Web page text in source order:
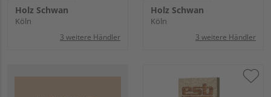
Holz Schwan
Köln
3 weitere Händler
Holz Schwan
Köln
3 weitere Händler